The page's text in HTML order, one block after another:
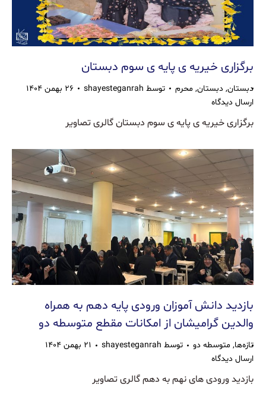
برگزاری خیریه ی پایه ی سوم دبستان
دبستان, دبستان, محرم توسط shayesteganrah
۲۶ بهمن ۱۴۰۴
ارسال دیدگاه
برگزاری خیریه ی پایه ی سوم دبستان گالری تصاویر
بازدید دانش آموزان ورودی پایه دهم به همراه
والدین گرامیشان از امکانات مقطع متوسطه دو
تازه‌ها, متوسطه دو توسط shayesteganrah
۲۱ بهمن ۱۴۰۴
ارسال دیدگاه
بازدید ورودی های نهم به دهم گالری تصاویر